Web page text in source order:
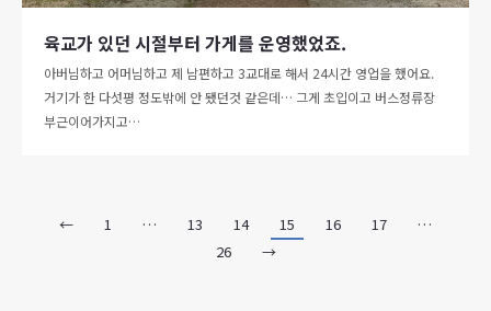
육교가 있던 시절부터 가게를 운영했었죠.
아버님하고 어머님하고 제 남편하고 3교대로 해서 24시간 영업을 했어요.
거기가 한 다섯평 정도밖에 안 됐던것 같은데… 그게 초입이고 버스정류장
부근이어가지고…
← 1 … 13 14 15 16 17
…
26
→